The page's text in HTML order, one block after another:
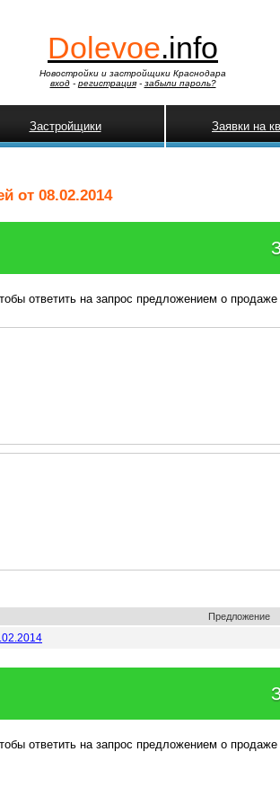
Dolevoe.info
Новостройки и застройщики Краснодара
вход- регистрация- забыли пароль?
Застройщики Заявки на
от 08.02.2014
ответить на запрос предложением о
Предложение
ответить на запрос предложением о